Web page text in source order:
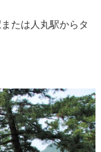
たは人丸駅からタ